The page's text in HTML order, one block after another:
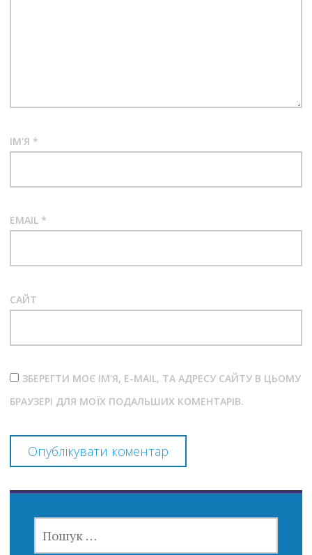
ІМ'Я *
EMAIL *
САЙТ
ЗБЕРЕГТИ МОЄ ІМ'Я, E-MAIL, ТА АДРЕСУ САЙТУ В ЦЬОМУ
БРАУЗЕРІ ДЛЯ МОЇХ ПОДАЛЬШИХ КОМЕНТАРІВ.